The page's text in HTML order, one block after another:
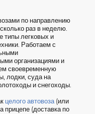
по направлению
раз в неделю.
типы легковых и
Работаем с
организациями и
своевременную
лодки, суда на
и снегоходы.
целого автовоза(или
прицепе (доставка по